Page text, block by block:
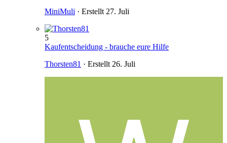
MiniMuli · Erstellt 27. Juli
5
Kaufentscheidung - brauche eure Hilfe
Thorsten81 · Erstellt 26. Juli